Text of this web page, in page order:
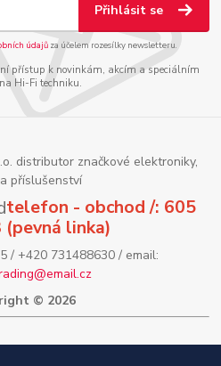
Přihlásit se
údajůza účelem rozesílky newsletteru.
přístup k novinkám, akcím a speciálním
Hi-Fi techniku.
distributor značkové elektroniky,
příslušenství
telefon - obchod /: 605
linka)
/ +420 731488630 / email:
© 2026